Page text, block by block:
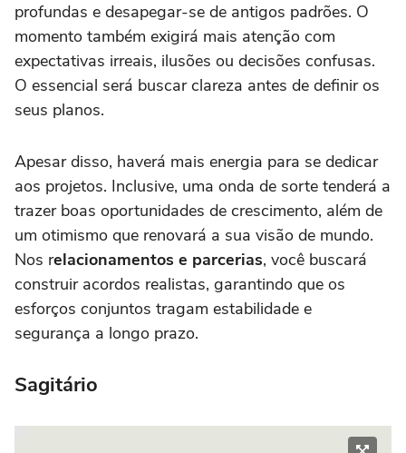
profundas e desapegar-se de antigos padrões. O
momento também exigirá mais atenção com
expectativas irreais, ilusões ou decisões confusas.
O essencial será buscar clareza antes de definir os
seus planos.
Apesar disso, haverá mais energia para se dedicar
aos projetos. Inclusive, uma onda de sorte tenderá a
trazer boas oportunidades de crescimento, além de
um otimismo que renovará a sua visão de mundo.
Nos relacionamentos e parcerias, você buscará
construir acordos realistas, garantindo que os
esforços conjuntos tragam estabilidade e
segurança a longo prazo.
Sagitário